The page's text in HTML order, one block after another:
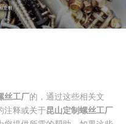
丝工厂的，通过这些相关文
注释或关于昆山定制螺丝工厂